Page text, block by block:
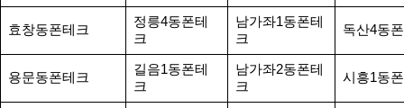
효창동폰테크
정릉4동폰테
크
남가좌1동폰테
크
독산4동
용문동폰테크
길음1동폰테
크
남가좌2동폰테
크
시흥1동